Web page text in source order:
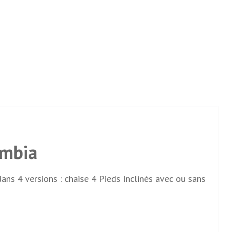
4 versions : chaise 4 Pieds Inclinés avec ou sans